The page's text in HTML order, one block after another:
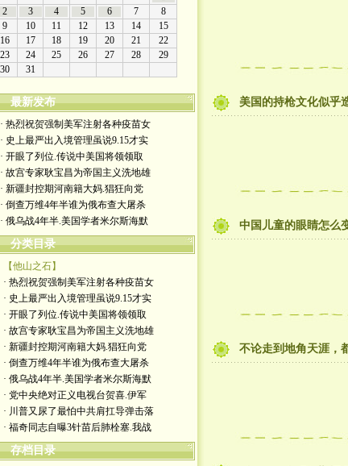
最新发布
· 热烈祝贺强制美军注射各种疫苗女
· 史上最严出入境管理虽说9.15才实
· 开眼了列位.传说中美国将领领取
· 故宫专家耿宝昌为帝国主义洗地雄
· 新疆封控期河南籍大妈.猖狂向党
· 倒查万维4年半谁为俄布查大屠杀
· 俄乌战4年半.美国学者米尔斯海默
分类目录
【他山之石】
· 热烈祝贺强制美军注射各种疫苗女
· 史上最严出入境管理虽说9.15才实
· 开眼了列位.传说中美国将领领取
· 故宫专家耿宝昌为帝国主义洗地雄
· 新疆封控期河南籍大妈.猖狂向党
· 倒查万维4年半谁为俄布查大屠杀
· 俄乌战4年半.美国学者米尔斯海默
· 党中央绝对正义电视台贺喜.伊军
· 川普又尿了最怕中共肩扛导弹击落
· 福奇同志自曝3针苗后肺栓塞.我战
存档目录
美国的持枪文化似乎
中国儿童的眼睛怎
不论走到地角天涯，